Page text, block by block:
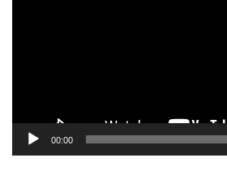
00:00